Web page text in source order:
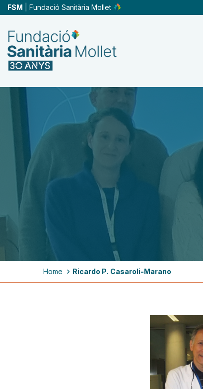
Skip
to
main
content
FSM | Fundació Sanitària Mollet
Breadcrumb
Home Ricardo P. Casaroli-Marano